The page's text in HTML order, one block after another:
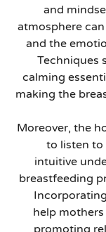
and
atmosphere
and the
Techniques
calming
making the
Moreover, the
to listen to
intuitive
breastfeeding
help
promoting